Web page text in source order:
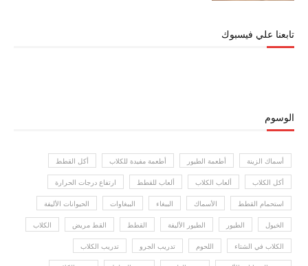
تابعنا علي فيسبوك
الوسوم
أسماك الزينة أطعمة الطيور أطعمة مفيدة للكلاب أكل القطط
أكل الكلاب ألعاب الكلاب ألعاب للقطط ارتفاع درجات الحرارة
استحمام القطط الأسماك الببغاء الببغاوات الحيوانات الأليفة
الخيول الطيور الطيور الأليفة القطط القط مريض الكلاب
الكلاب في الشتاء اللحوم تدريب الجرو تدريب الكلاب